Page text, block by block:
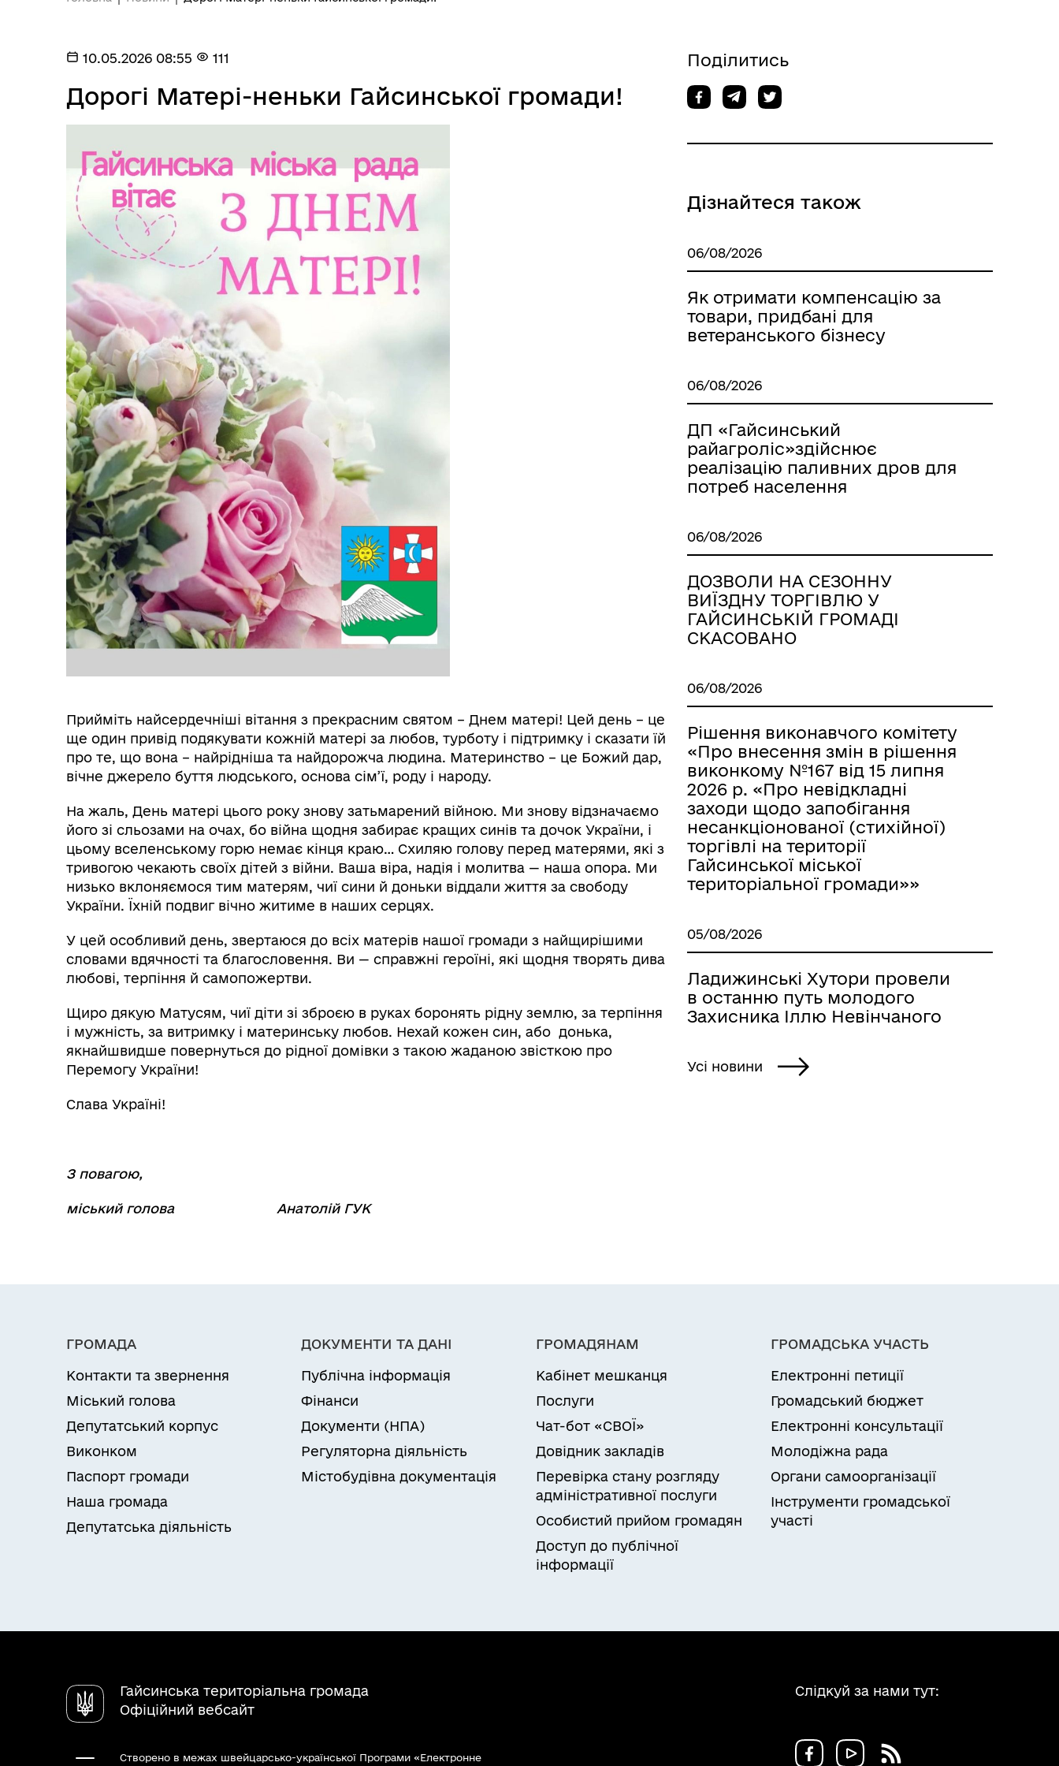
Ветеранська політика
громади
Герої не вмирають
Е-довідник закладів
10.05.2026 08:55 111
Дорогі Матері-неньки Гайсинської громади!
Прийміть найсердечніші вітання з прекрасним святом – Днем матері! Цей день – це
ще один привід подякувати кожній матері за любов, турботу і підтримку і сказати їй
про те, що вона – найрідніша та найдорожча людина. Материнство – це Божий дар,
вічне джерело буття людського, основа сім’ї, роду і народу.
На жаль, День матері цього року знову затьмарений війною. Ми знову відзначаємо
його зі сльозами на очах, бо війна щодня забирає кращих синів та дочок України, і
цьому вселенському горю немає кінця краю… Схиляю голову перед матерями, які з
тривогою чекають своїх дітей з війни. Ваша віра, надія і молитва — наша опора. Ми
низько вклоняємося тим матерям, чиї сини й доньки віддали життя за свободу
України. Їхній подвиг вічно житиме в наших серцях.
У цей особливий день, звертаюся до всіх матерів нашої громади з найщирішими
словами вдячності та благословення. Ви — справжні героїні, які щодня творять дива
любові, терпіння й самопожертви.
Щиро дякую Матусям, чиї діти зі зброєю в руках боронять рідну землю, за терпіння
і мужність, за витримку і материнську любов. Нехай кожен син, або донька,
якнайшвидше повернуться до рідної домівки з такою жаданою звісткою про
Перемогу України!
Слава Україні!
З повагою,
міський голова Анатолій ГУК
Поділитись
Дізнайтеся також
06/08/2026
Як отримати компенсацію за
товари, придбані для
ветеранського бізнесу
06/08/2026
ДП «Гайсинський
райагроліс»здійснює
реалізацію паливних дров для
потреб населення
06/08/2026
ДОЗВОЛИ НА СЕЗОННУ
ВИЇЗДНУ ТОРГІВЛЮ У
ГАЙСИНСЬКІЙ ГРОМАДІ
СКАСОВАНО
06/08/2026
Рішення виконавчого комітету
«Про внесення змін в рішення
виконкому №167 від 15 липня
2026 р. «Про невідкладні
заходи щодо запобігання
несанкціонованої (стихійної)
торгівлі на території
Гайсинської міської
територіальної громади»»
05/08/2026
Ладижинські Хутори провели
в останню путь молодого
Захисника Іллю Невінчаного
Усі новини
ГРОМАДА
Контакти та звернення
Міський голова
Депутатський корпус
Виконком
Паспорт громади
Наша громада
Депутатська діяльність
ДОКУМЕНТИ ТА ДАНІ
Публічна інформація
Фінанси
Документи (НПА)
Регуляторна діяльність
Містобудівна документація
ГРОМАДЯНАМ
Кабінет мешканця
Послуги
Чат-бот «СВОЇ»
Довідник закладів
Перевірка стану розгляду
адміністративної послуги
Особистий прийом громадян
Доступ до публічної
інформації
ГРОМАДСЬКА УЧАСТЬ
Електронні петиції
Громадський бюджет
Електронні консультації
Молодіжна рада
Органи самоорганізації
Інструменти громадської
участі
Гайсинська територіальна громада
Офіційний вебсайт
Створено в межах швейцарсько-української Програми «Електронне
Слідкуй за нами тут: